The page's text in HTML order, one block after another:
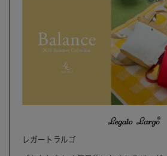
レガートラルゴ